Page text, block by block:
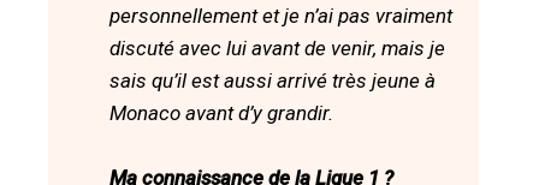
personnellement et je n’ai pas vraiment
discuté avec lui avant de venir, mais je
sais qu’il est aussi arrivé très jeune à
Monaco avant d’y grandir.
Ma connaissance de la Ligue 1 ?